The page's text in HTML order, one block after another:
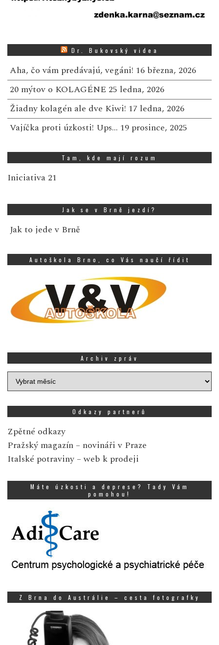
Dr. Bukovský videa
Aha, čo vám predávajú, vegáni! 16 března, 2026
20 mýtov o KOLAGÉNE 25 ledna, 2026
Žiadny kolagén ale dve Kiwi! 17 ledna, 2026
Vajíčka proti úzkosti! Ups… 19 prosince, 2025
Tam, kde mají rozum
Iniciativa 21
Jak se v Brně jezdí?
Jak to jede v Brně
Autoškola Brno, co Vás naučí řídit
Archiv zpráv
Archiv
zpráv
Odkazy partnerů
Zpětné odkazy
Pražský magazín – novináři v Praze
Italské potraviny – web k prodeji
Máte úzkosti a deprese? Tady Vám
pomohou!
Z Brna do Austrálie – cesta fotografky